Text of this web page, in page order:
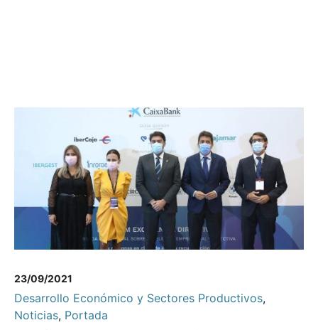
23/09/2021
Desarrollo Económico y Sectores Productivos,
Noticias, Portada